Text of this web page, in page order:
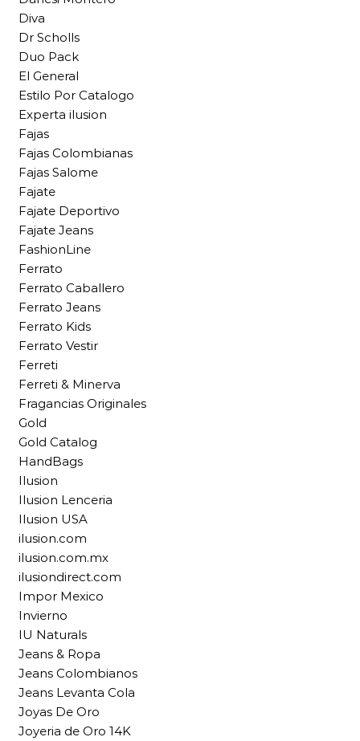
Diva
Dr Scholls
Duo Pack
El General
Estilo Por Catalogo
Experta ilusion
Fajas
Fajas Colombianas
Fajas Salome
Fajate
Fajate Deportivo
Fajate Jeans
FashionLine
Ferrato
Ferrato Caballero
Ferrato Jeans
Ferrato Kids
Ferrato Vestir
Ferreti
Ferreti & Minerva
Fragancias Originales
Gold
Gold Catalog
HandBags
Ilusion
Ilusion Lenceria
Ilusion USA
ilusion.com
ilusion.com.mx
ilusiondirect.com
Impor Mexico
Invierno
IU Naturals
Jeans & Ropa
Jeans Colombianos
Jeans Levanta Cola
Joyas De Oro
Joyeria de Oro 14K